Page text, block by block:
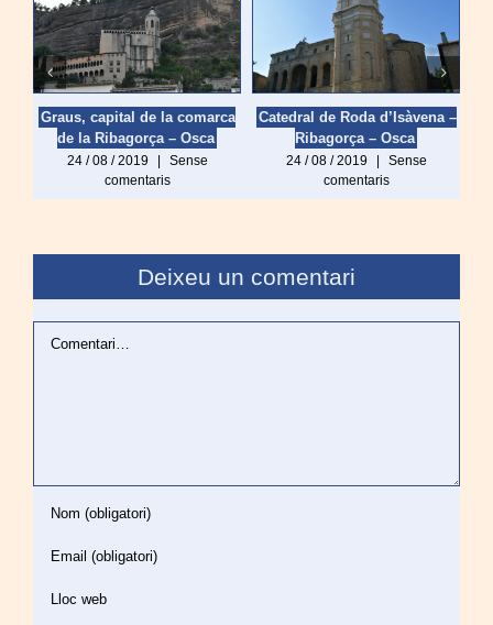
Graus, capital de la comarca
de la Ribagorça – Osca
24 / 08 / 2019 |
Sense
comentaris
Catedral de Roda d’Isàvena –
Ribagorça – Osca
24 / 08 / 2019 |
Sense
comentaris
Deixeu un comentari